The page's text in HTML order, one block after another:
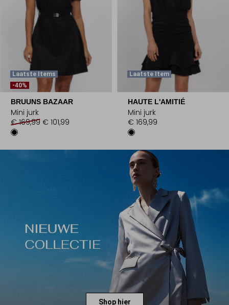
Laatste Items
-40%
BRUUNS BAZAAR
Mini jurk
€ 169,99 € 101,99
Laatste Item
HAUTE L'AMITIÉ
Mini jurk
€ 169,99
Shop hier